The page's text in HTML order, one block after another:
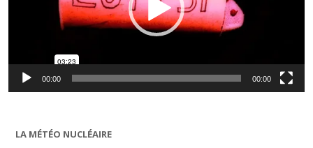
00:00 00:00
LA MÉTÉO NUCLÉAIRE